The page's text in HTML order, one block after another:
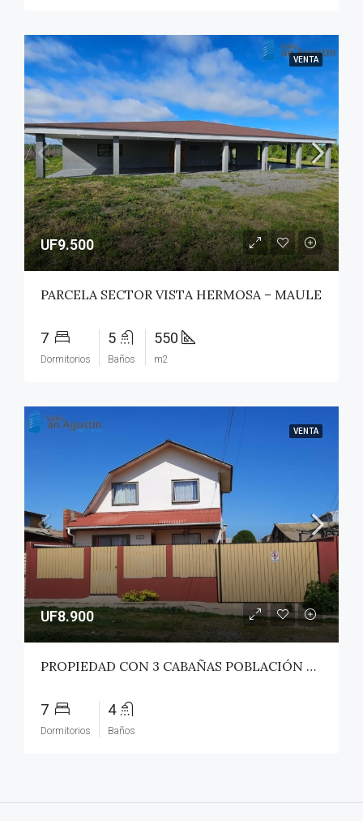
VENTA
UF9.500
PARCELA SECTOR VISTA HERMOSA – MAULE
7
Dormitorios
5
Baños
550
m2
VENTA
UF8.900
PROPIEDAD CON 3 CABAÑAS POBLACIÓN ROSS – PICHILEMU
7
Dormitorios
4
Baños